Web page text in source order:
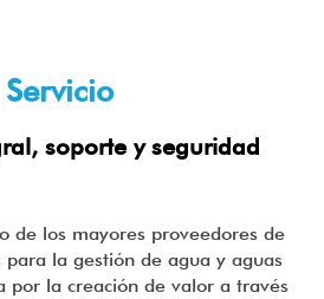
Servicio
soporte y seguridad
de los mayores proveedores de
para la gestión de agua y aguas
por la creación de valor a través